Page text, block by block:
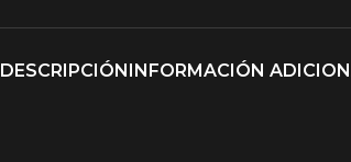
DESCRIPCIÓNINFORMACIÓN